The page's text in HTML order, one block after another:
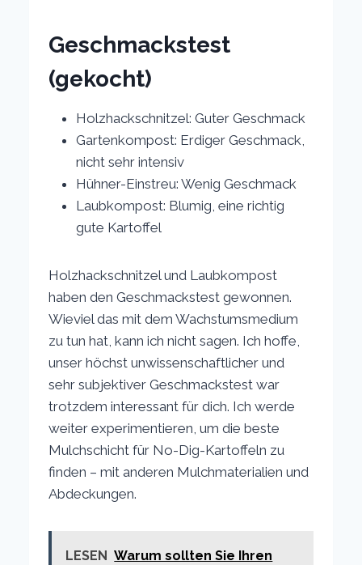
Geschmackstest
(gekocht)
Holzhackschnitzel: Guter Geschmack
Gartenkompost: Erdiger Geschmack,
nicht sehr intensiv
Hühner-Einstreu: Wenig Geschmack
Laubkompost: Blumig, eine richtig
gute Kartoffel
Holzhackschnitzel und Laubkompost
haben den Geschmackstest gewonnen.
Wieviel das mit dem Wachstumsmedium
zu tun hat, kann ich nicht sagen. Ich hoffe,
unser höchst unwissenschaftlicher und
sehr subjektiver Geschmackstest war
trotzdem interessant für dich. Ich werde
weiter experimentieren, um die beste
Mulchschicht für No-Dig-Kartoffeln zu
finden – mit anderen Mulchmaterialien und
Abdeckungen.
LESEN Warum sollten Sie Ihren